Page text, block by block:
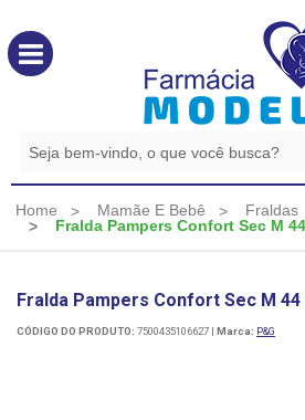
Home Mamãe E Bebê
Fraldas
Fralda Pampers Confort Sec M
Fralda Pampers Confort Sec M 44
CÓDIGO DO PRODUTO: 7500435106627 | Marca: P&G